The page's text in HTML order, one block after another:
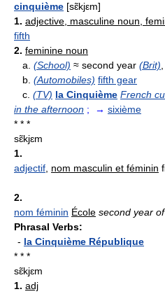
cinquième [sɛ̃kjεm]
1. adjective, masculine noun,
fifth
2. feminine noun
a. (School) ≈ second year (Brit)
b. (Automobiles) fifth gear
c. (TV) la Cinquième French
in the afternoon ; → sixième
* * *
sɛ̃kjɛm
1.
adjectif nom masculin et féminin
2.
nom féminin École second year
Phrasal Verbs:
- la Cinquième République
* * *
sɛ̃kjɛm
1. adj